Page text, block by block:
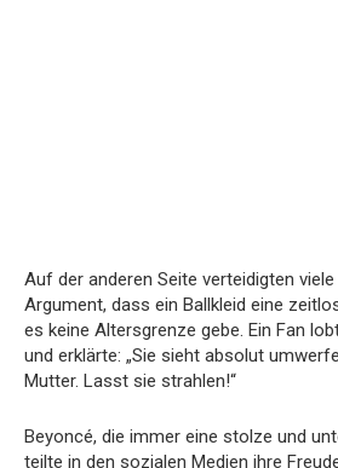
Auf der anderen Seite verteidigten
Argument, dass ein Ballkleid eine
es keine Altersgrenze gebe. Ein Fan
und erklärte: „Sie sieht absolut
Mutter. Lasst sie strahlen!“
Beyoncé, die immer eine stolze und
teilte in den sozialen Medien ihre